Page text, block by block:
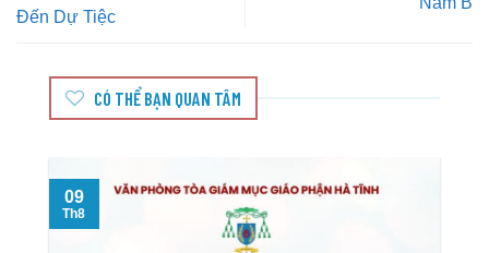
Đến Dự Tiệc
CÓ THỂ BẠN QUAN TÂM
09
Th8